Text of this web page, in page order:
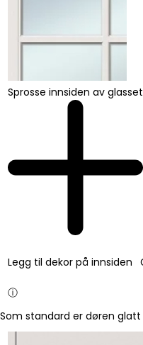
Sprosse innsiden av glasset
Legg til dekor på innsiden
ⓘ
Som standard er døren